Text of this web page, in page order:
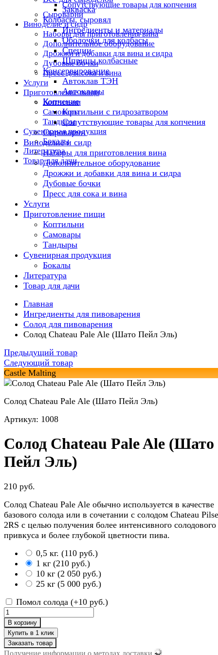
Сопутствующие товары для копчения
Сыроварни
Виноделие и сидр
Наборы для приготовления вина
Дополнительное оборудование
Дрожжи и добавки для вина и сидра
Дубовые бочки
Пресс для сока и вина
Услуги
Приготовление пищи
Коптильни
Самовары
Тандыры
Сувенирная продукция
Бокалы
Литература
Товар для дачи
Закваска
Колбасы, сыровял
Ингредиенты и материалы
Оболочки для колбасы
Специи
Шприцы колбасные
Консервирование
Автоклав ТЭН
Автоклавы
Копчение
Коптильни с гидрозатвором
Сопутствующие товары для копчения
Сыроварни
Виноделие и сидр
Наборы для приготовления вина
Дополнительное оборудование
Дрожжи и добавки для вина и сидра
Дубовые бочки
Пресс для сока и вина
Услуги
Приготовление пищи
Коптильни
Самовары
Тандыры
Сувенирная продукция
Бокалы
Литература
Товар для дачи
Главная
Ингредиенты для пивоварения
Солод для пивоварения
Солод Chateau Pale Ale (Шато Пейл Эль)
Предыдущий товар
Следующий товар
Castle Malting
Солод Chateau Pale Ale (Шато Пейл Эль)
Артикул: 1008
Солод Chateau Pale Ale (Шато
Пейл Эль)
210 руб.
Солод Chateau Pale Ale обычно используется в качестве
базового солода или в сочетании с солодом Chateau
2RS с целью получения более интенсивного солодового
привкуса и более глубокой цветности пива.
0,5 кг. (110 руб.)
1 кг (210 руб.)
10 кг (2 050 руб.)
25 кг (5 000 руб.)
Помол солода (+10 руб.)
В корзину
Заказать товар
Получение информации о методах доставки